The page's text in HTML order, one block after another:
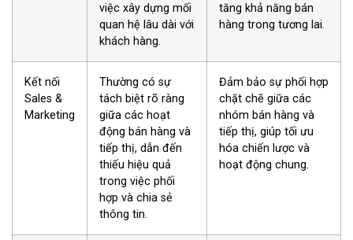
việc xây dựng mối
quan hệ lâu dài với
khách hàng.
tăng khả năng bán
hàng trong tương lai.
Kết nối
Sales &
Marketing
Thường có sự
tách biệt rõ ràng
giữa các hoạt
động bán hàng và
tiếp thị, dẫn đến
thiếu hiệu quả
trong việc phối
hợp và chia sẻ
thông tin.
Đảm bảo sự phối hợp
chặt chẽ giữa các
nhóm bán hàng và
tiếp thị, giúp tối ưu
hóa chiến lược và
hoạt động chung.